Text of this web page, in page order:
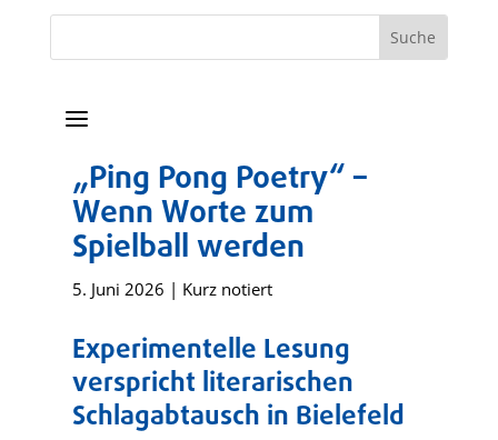
a
„Ping Pong Poetry“ –
Wenn Worte zum
Spielball werden
5. Juni 2026 | Kurz notiert
Experimentelle Lesung
verspricht literarischen
Schlagabtausch in Bielefeld